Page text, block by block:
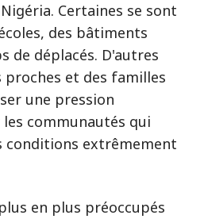
Certaines se sont
des bâtiments
de déplacés. D'autres
proches et des familles
une pression
communautés qui
conditions extrêmement
en plus préoccupés